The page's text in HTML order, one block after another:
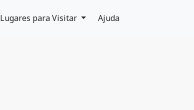
Lugares para Visitar Ajuda